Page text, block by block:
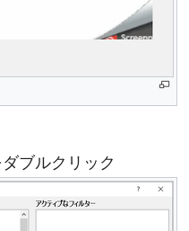
ブルクリック